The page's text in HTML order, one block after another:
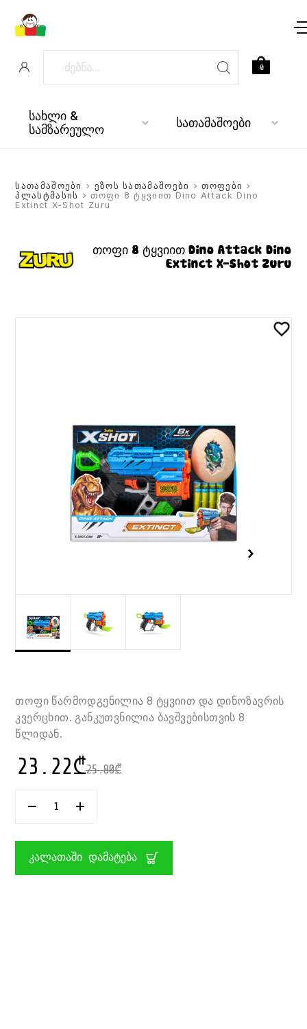
სახლი &
სამზარეულო სათამაშოები
0
სათამაშოები > ეზოს სათამაშოები >თოფები >
პლასტმასის > თოფი 8 ტყვიით Dino Attack Dino
Extinct X-Shot Zuru
თოფი 8 ტყვიით Dino Attack Dino
Extinct X-Shot Zuru
თოფი წარმოდგენილია 8 ტყვიით და დინოზავრის
კვერცხით. განკუთვნილია ბავშვებისთვის 8
წლიდან.
25.80₾
23.22₾
ᲠᲐᲝᲓᲔᲜᲝᲑᲐ:
ᲢᲧᲕᲘᲘᲗ
ATTACK
EXTINCT
ᲙᲐᲚᲐᲗᲐᲨᲘ ᲓᲐᲛᲐᲢᲔᲑᲐ